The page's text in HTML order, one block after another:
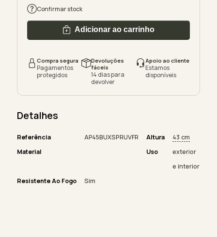
Confirmar stock
Adicionar ao carrinho
Compra segura
Pagamentos
protegidos
Devoluções
fáceis
14 dias para
devolver
Apoio ao cliente
Estamos
disponíveis
Detalhes
Referência AP45BUXSPRUVFR Altura
43 cm
Material
Uso
exterior
e interior
Resistente Ao Fogo
Sim